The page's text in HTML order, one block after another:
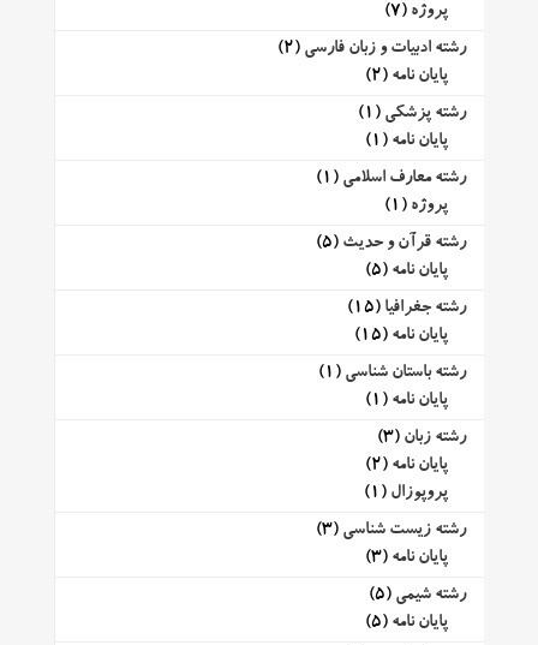
پروژه (7)
رشته ادبیات و زبان فارسی (2)
پایان نامه (2)
رشته پزشکی (1)
پایان نامه (1)
رشته معارف اسلامی (1)
پروژه (1)
رشته قرآن و حدیث (5)
پایان نامه (5)
رشته جغرافیا (15)
پایان نامه (15)
رشته باستان شناسی (1)
پایان نامه (1)
رشته زبان (3)
پایان نامه (2)
پروپوزال (1)
رشته زیست شناسی (3)
پایان نامه (3)
رشته شیمی (5)
پایان نامه (5)